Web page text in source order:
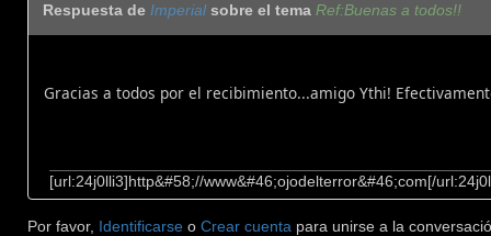
Respuesta de Imperialsobre el tema Ref:Buenas a todos!!
Gracias a todos por el recibimiento...amigo Ythi!
[url:24j0lli3]http&#58;//www&#46;ojodelterror&#46;com[/
Por favor, Identificarse o Crear cuenta para unirse a la